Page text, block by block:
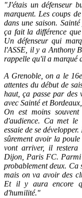
"J'étais un défenseur
marquent. Les coups
dans une saison.
ça fait la différence
Un défenseur qui
l'ASSE, il y a Anthony
rappelle qu'il a marqué
A Grenoble, on a le
attentes du début de
haut, ça passe par des
avec Sainté et
On est moins
d'audience. Ca met
essaie de se
sûrement avoir la
vont arriver, il restera
Dijon, Paris FC. Parmi
probablement deux. Ca
mais on va avoir des
Et il y aura encore
d'humilité."